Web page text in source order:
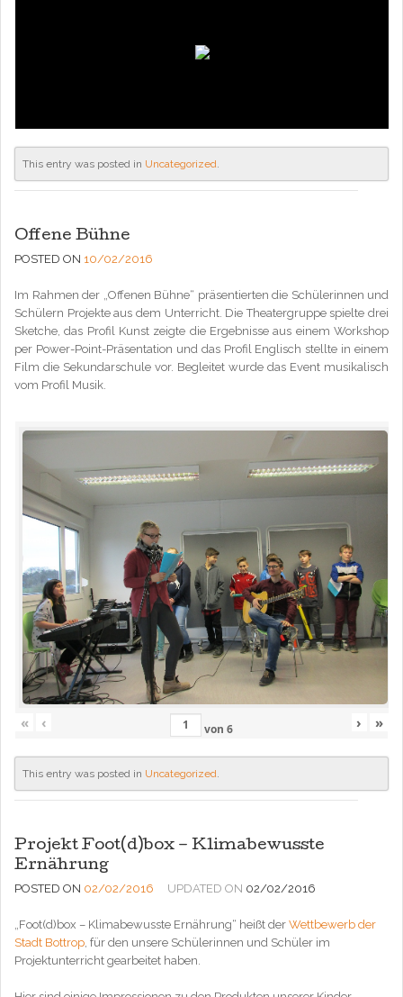
This entry was posted in Uncategorized
Offene Bühne
POSTED ON 10/02/2016
Im Rahmen der „Offenen Bühne“ präsentierten die Schülerinnen und
Schülern Projekte aus dem Unterricht. Die Theatergruppe spielte drei
Sketche, das Profil Kunst zeigte die Ergebnisse aus einem Workshop
per Power-Point-Präsentation und das Profil Englisch stellte in einem
Film die Sekundarschule vor. Begleitet wurde das Event musikalisch
vom Profil Musik.
« ‹ von 6 › »
This entry was posted in Uncategorized.
Projekt Foot(d)box – Klimabewusste
Ernährung
POSTED ON 02/02/2016 UPDATED ON 02/02/2016
„Foot(d)box – Klimabewusste Ernährung“ heißt der Wettbewerb der
Stadt Bottrop , für den unsere Schülerinnen und Schüler im
Projektunterricht gearbeitet haben.